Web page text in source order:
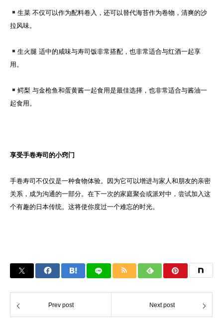
生菜 不仅可以作为配料卷入，还可以替代海苔作为卷物，清爽的沙
拉风味。
生火腿 适中的咸味与寿司饭非常搭配，也非常适合与红酒一起享
用。
鳄梨 与金枪鱼和蛋黄酱一起食用是最佳选择，也非常适合与酱油一
起食用。
享受手卷寿司的小窍门
手卷寿司不仅仅是一种食物体验。因为它可以增进与家人和朋友的亲密
关系，成为沟通的一部分。在下一次的家庭聚会或派对中，尝试加入这
个有趣的日本传统。这将使你度过一个难忘的时光。
Prev post Next post